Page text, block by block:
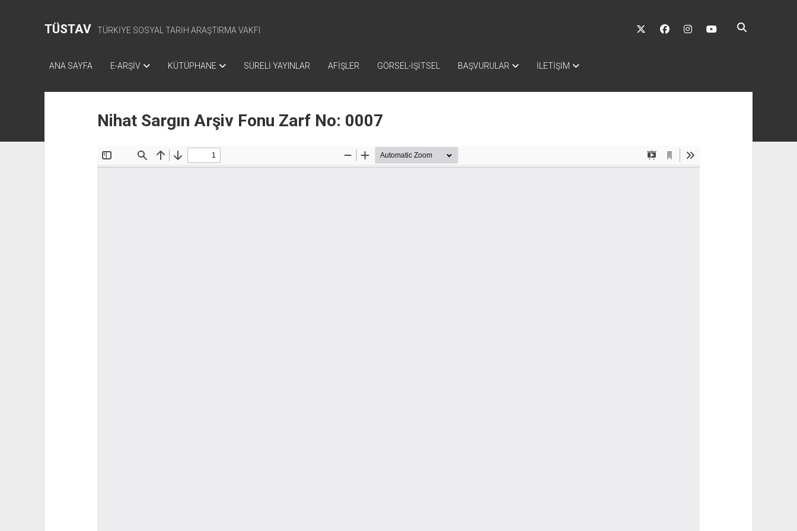
TÜSTAV TÜRKİYE SOSYAL TARİH ARAŞTIRMA VAKFI
twitter facebookinstagramyoutube
ANA SAYFA E-ARŞİV KÜTÜPHANE SÜRELİ YAYINLAR AFİŞLER GÖRSEL-İŞİTSEL BAŞVURULAR İLETİŞİM
Nihat Sargın Arşiv Fonu Zarf No: 0007